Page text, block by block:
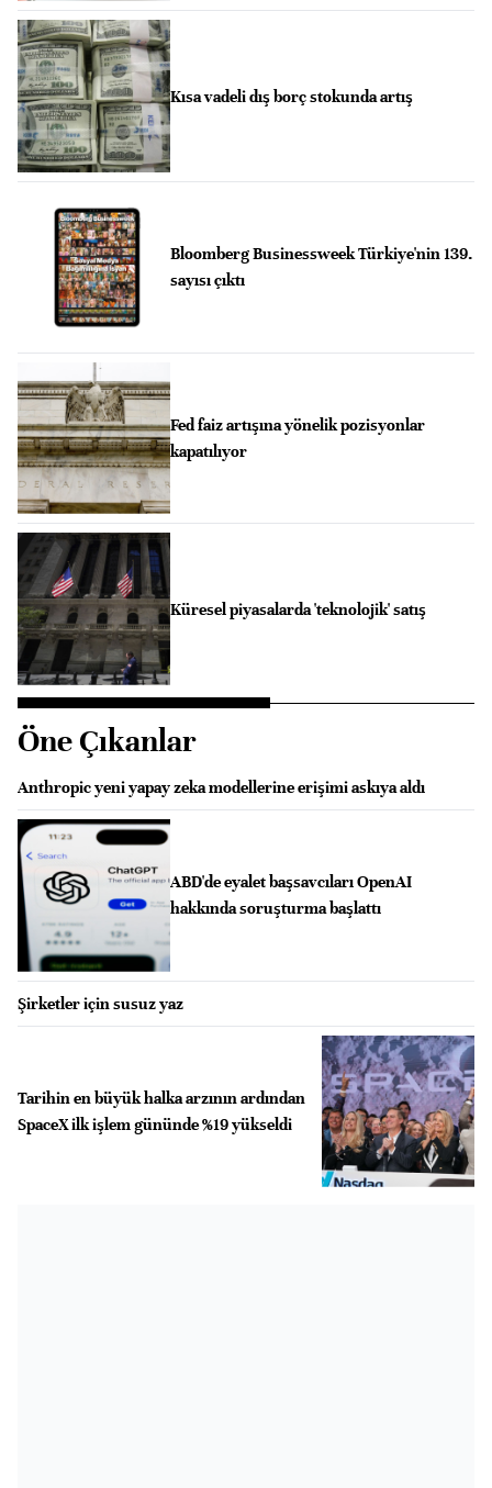
Kısa vadeli dış borç stokunda artış
Bloomberg Businessweek Türkiye'nin 139.
sayısı çıktı
Fed faiz artışına yönelik pozisyonlar
kapatılıyor
Küresel piyasalarda 'teknolojik' satış
Öne Çıkanlar
Anthropic yeni yapay zeka modellerine erişimi askıya aldı
ABD'de eyalet başsavcıları OpenAI
hakkında soruşturma başlattı
Şirketler için susuz yaz
Tarihin en büyük halka arzının ardından
SpaceX ilk işlem gününde %19 yükseldi